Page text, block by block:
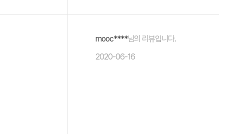
mooc****님의 리뷰입니다.
2020-06-16